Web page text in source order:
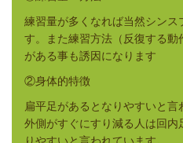
練習量が多くなれば当然シンス
す。また練習方法（反復する動
がある事も誘因になります
②身体的特徴
扁平足があるとなりやすいと
外側がすぐにすり減る人は回